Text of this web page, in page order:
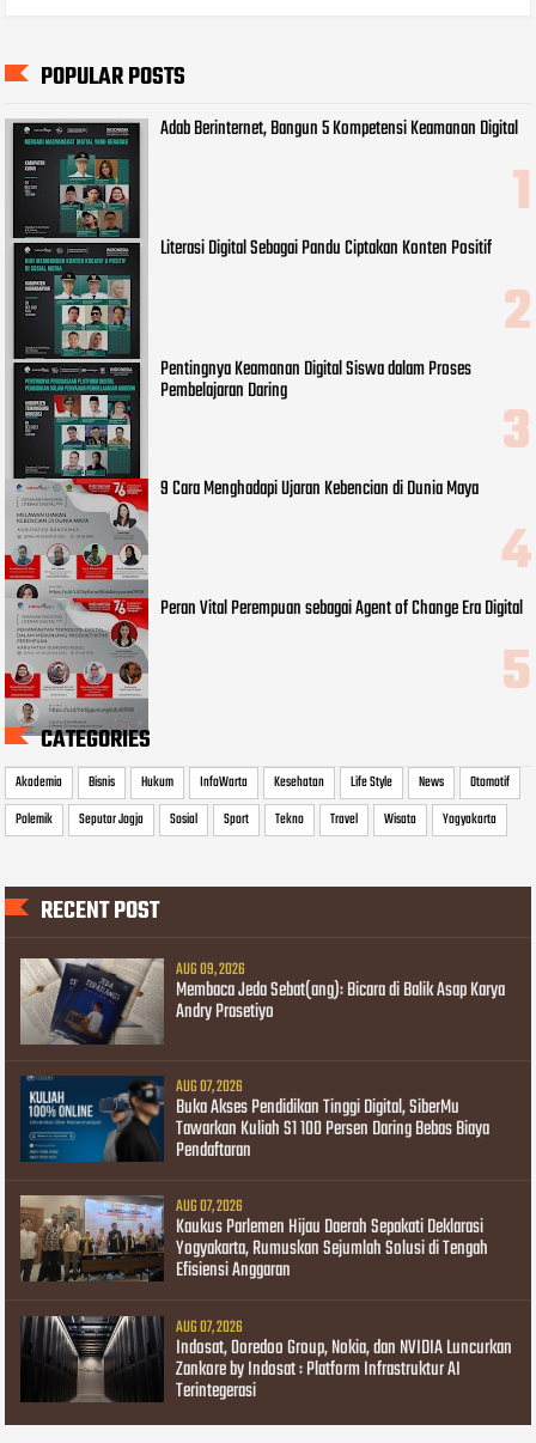
POPULAR POSTS
Adab Berinternet, Bangun 5 Kompetensi Keamanan Digital
Literasi Digital Sebagai Pandu Ciptakan Konten Positif
Pentingnya Keamanan Digital Siswa dalam Proses
Pembelajaran Daring
9 Cara Menghadapi Ujaran Kebencian di Dunia Maya
Peran Vital Perempuan sebagai Agent of Change Era Digital
CATEGORIES
Akademia Bisnis Hukum InfoWarta Kesehatan Life Style News
Otomotif
Polemik
Seputar Jogja Sosial Sport Tekno Travel Wisata Yogyakarta
RECENT POST
AUG 09, 2026
Membaca Jeda Sebat(ang): Bicara di Balik Asap Karya
Andry Prasetiyo
AUG 07, 2026
Buka Akses Pendidikan Tinggi Digital, SiberMu
Tawarkan Kuliah S1 100 Persen Daring Bebas Biaya
Pendaftaran
AUG 07, 2026
Kaukus Parlemen Hijau Daerah Sepakati Deklarasi
Yogyakarta, Rumuskan Sejumlah Solusi di Tengah
Efisiensi Anggaran
AUG 07, 2026
Indosat, Ooredoo Group, Nokia, dan NVIDIA Luncurkan
Zankore by Indosat : Platform Infrastruktur AI
Terintegerasi